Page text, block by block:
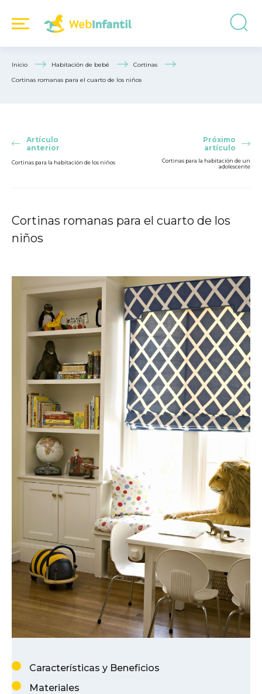
Inicio Habitación de bebé
Cortinas
Cortinas romanas para el cuarto de los niños
Artículo
anterior
Cortinas para la habitación de los niños
Próximo
artículo
Cortinas para la habitación de un
adolescente
Cortinas romanas para el cuarto de los
niños
Características y Beneficios
Materiales